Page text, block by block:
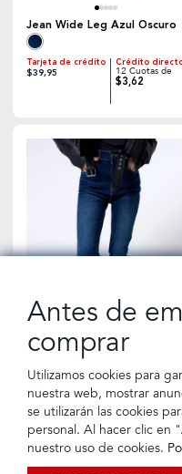
Jean Wide Leg Azul Oscuro
Tarjeta de crédito
$39,95
Crédito
12 Cuotas de
$3,62
Jean Skinny Azul Oscuro
Tarjeta de crédito Crédito
12 Cuotas de
$3,35
Antes de
comprar
Utilizamos cookies para
nuestra web, mostrar
se utilizarán las cookies
personal. Al hacer clic en
nuestro uso de cookies.